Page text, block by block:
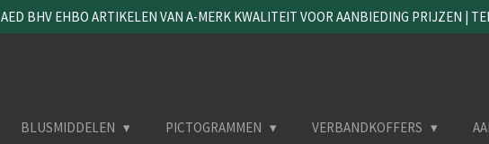
AED BHV EHBO ARTIKELEN VAN A-MERK KWALITEIT VOOR AANBIEDING PRIJZEN |
BLUSMIDDELEN PICTOGRAMMEN VERBANDKOFFERS